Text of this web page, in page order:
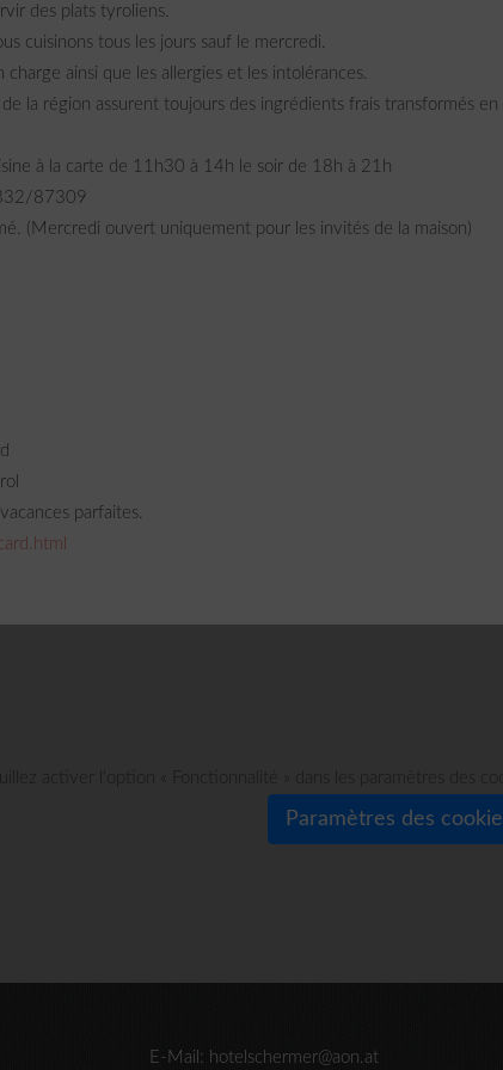
des plats tyroliens.
cuisinons tous les jours sauf le mercredi.
charge ainsi que les allergies et les intolérances.
la région assurent toujours des ingrédients frais transformés
à la carte de 11h30 à 14h le soir de 18h à 21h
87309
(Mercredi ouvert uniquement pour les invités de la maison)
parfaites.
activer l'option « Fonctionnalité » dans les paramètres des
Paramètres des
E-Mail: hotelschermer@aon.at